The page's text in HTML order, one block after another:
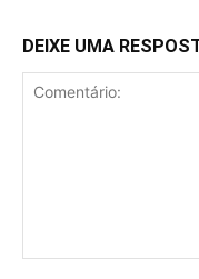
DEIXE UMA